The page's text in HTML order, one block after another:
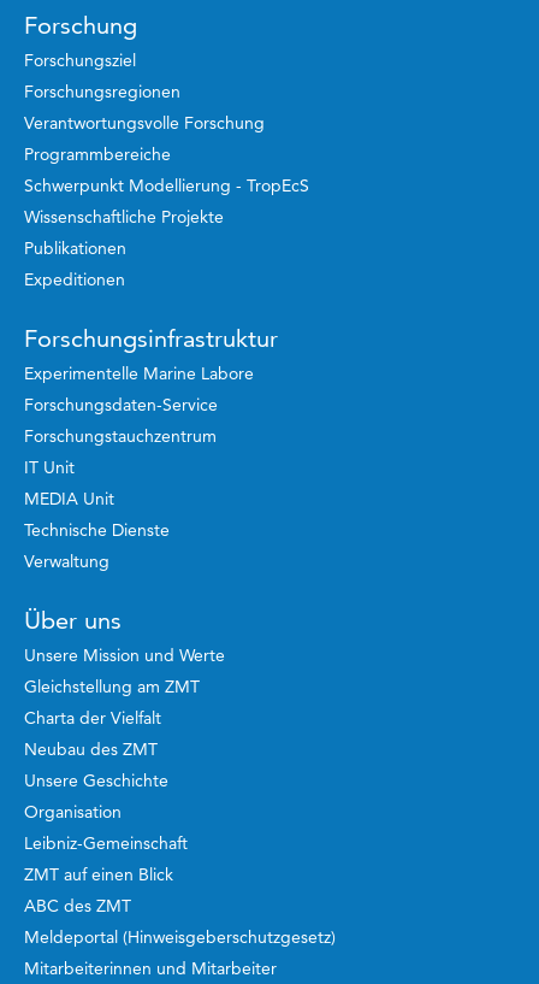
Forschung
Forschungsziel
Forschungsregionen
Verantwortungsvolle Forschung
Programmbereiche
Schwerpunkt Modellierung - TropEcS
Wissenschaftliche Projekte
Publikationen
Expeditionen
Forschungsinfrastruktur
Experimentelle Marine Labore
Forschungsdaten-Service
Forschungstauchzentrum
IT Unit
MEDIA Unit
Technische Dienste
Verwaltung
Über uns
Unsere Mission und Werte
Gleichstellung am ZMT
Charta der Vielfalt
Neubau des ZMT
Unsere Geschichte
Organisation
Leibniz-Gemeinschaft
ZMT auf einen Blick
ABC des ZMT
Meldeportal (Hinweisgeberschutzgesetz)
Mitarbeiterinnen und Mitarbeiter